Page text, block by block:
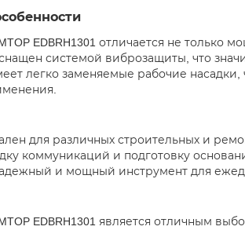
EDBRH1301 отличается не только
системой виброзащиты, что
легко заменяемые рабочие
для различных строительных и
коммуникаций и подготовку
и мощный инструмент для
EDBRH1301 является отличным